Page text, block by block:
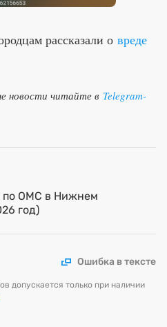
рассказали о вреде
новости читайте в Telegram-
ОМС в Нижнем
год)
Ошибка в тексте
допускается только при наличии